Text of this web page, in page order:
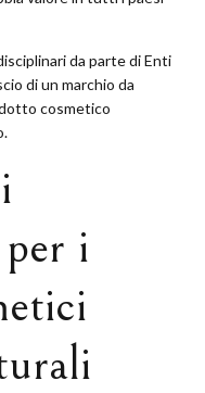
da parte di Enti
di un marchio da
cosmetico
i